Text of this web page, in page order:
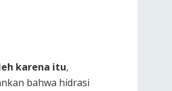
karena itu,
bahwa hidrasi